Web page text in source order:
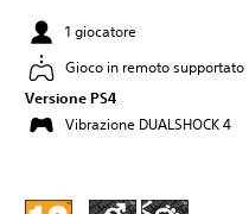
1 giocatore
Gioco in remoto supportato
Versione PS4
Vibrazione DUALSHOCK 4